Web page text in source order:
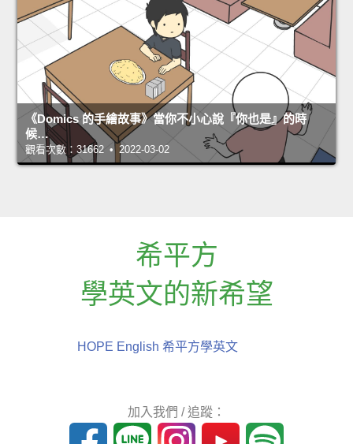
《Domics 的手繪故事》當你不小心說『你也是』的時
候…
觀看次數：31662 • 2022-03-02
希平方
學英文的新希望
HOPE English 希平方學英文
加入我們 / 追蹤：